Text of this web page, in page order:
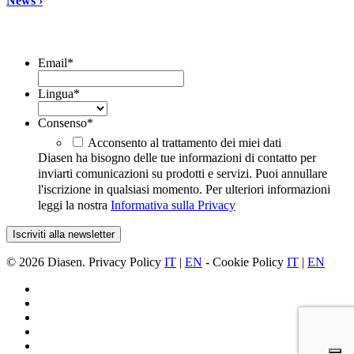
Email*
Lingua*
Consenso*
Acconsento al trattamento dei miei dati
Diasen ha bisogno delle tue informazioni di contatto per
inviarti comunicazioni su prodotti e servizi. Puoi annullare
l'iscrizione in qualsiasi momento. Per ulteriori informazioni
leggi la nostra Informativa sulla Privacy
© 2026 Diasen. Privacy Policy IT | EN - Cookie Policy IT | EN